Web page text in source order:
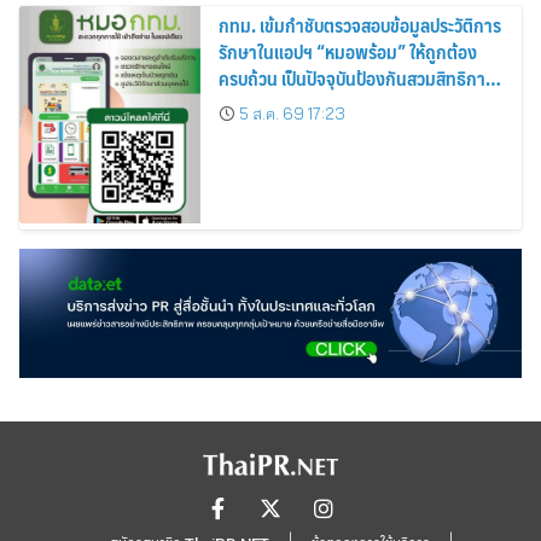
กทม. เข้มกำชับตรวจสอบข้อมูลประวัติการ
รักษาในแอปฯ “หมอพร้อม” ให้ถูกต้อง
ครบถ้วน เป็นปัจจุบันป้องกันสวมสิทธิการ
รักษา5 ส.ค. 69 17:23